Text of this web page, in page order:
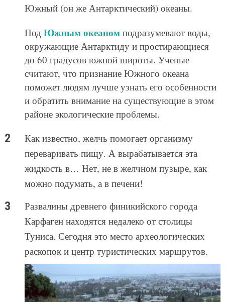
Южный (он же Антарктический) океаны.
Под Южным океаномподразумевают воды,
окружающие Антарктиду и простирающиеся
до 60 градусов южной широты. Ученые
считают, что признание Южного океана
поможет людям лучше узнать его особенности
и обратить внимание на существующие в этом
районе экологические проблемы.
Как известно, желчь помогает организму
переваривать пищу. А вырабатывается эта
жидкость в… Нет, не в желчном пузыре, как
можно подумать, а в печени!
Развалины древнего финикийского города
Карфаген находятся недалеко от столицы
Туниса. Сегодня это место археологических
раскопок и центр туристических маршрутов.